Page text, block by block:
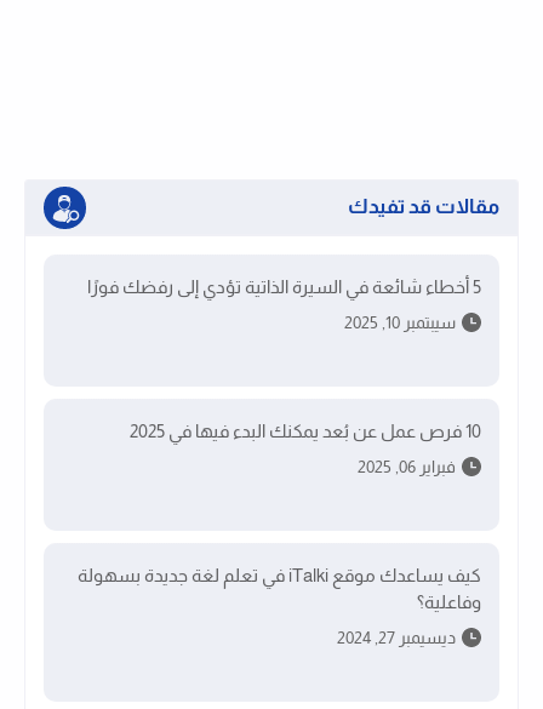
مقالات قد تفيدك
5 أخطاء شائعة في السيرة الذاتية تؤدي إلى رفضك فورًا
سيبتمبر 10, 2025
10 فرص عمل عن بُعد يمكنك البدء فيها في 2025
فبراير 06, 2025
كيف يساعدك موقع iTalki في تعلم لغة جديدة بسهولة
وفاعلية؟
ديسيمبر 27, 2024